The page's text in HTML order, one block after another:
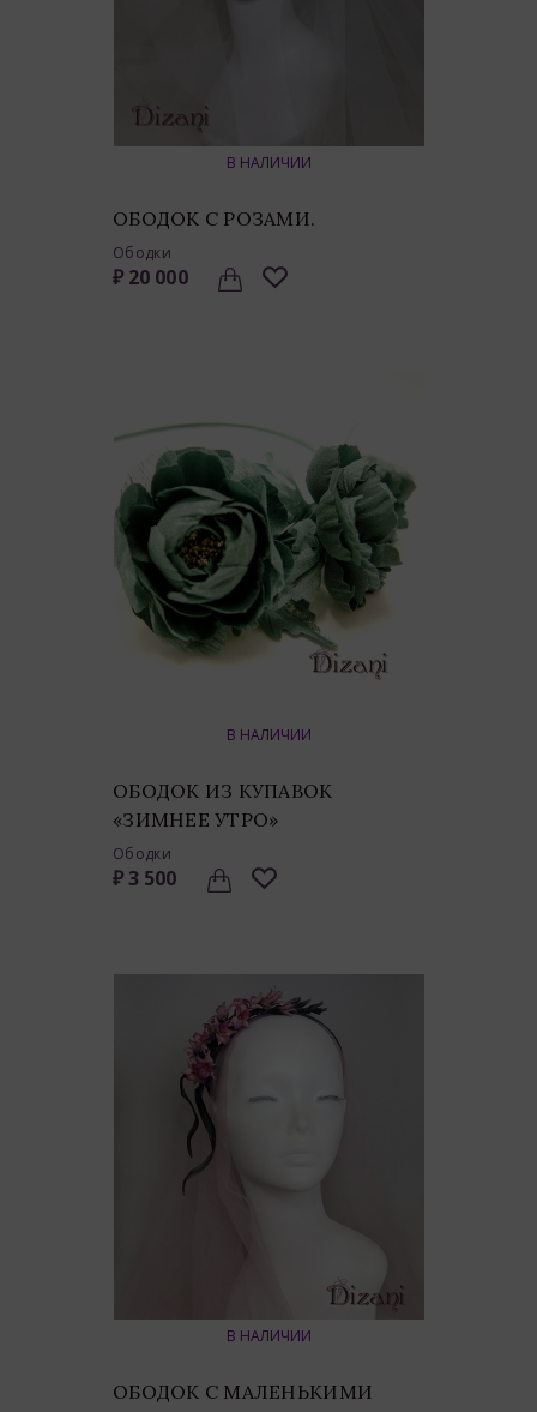
В НАЛИЧИИ
ОБОДОК С РОЗАМИ.
Ободки
₽ 20 000
В НАЛИЧИИ
ОБОДОК ИЗ КУПАВОК
«ЗИМНЕЕ УТРО»
Ободки
₽ 3 500
В НАЛИЧИИ
ОБОДОК С МАЛЕНЬКИМИ